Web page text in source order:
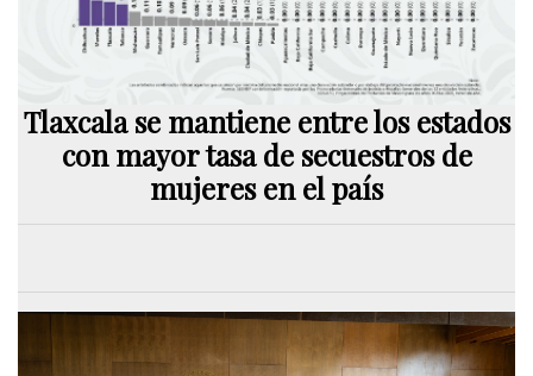
Tlaxcala se mantiene entre los estados
con mayor tasa de secuestros de
mujeres en el país